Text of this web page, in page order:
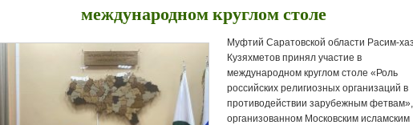
международном круглом столе
Муфтий Саратовской области Расим-
Кузяхметов принял участие в
международном круглом столе «Роль
российских религиозных организаций в
противодействии зарубежным фетвам»,
организованном Московским исламским